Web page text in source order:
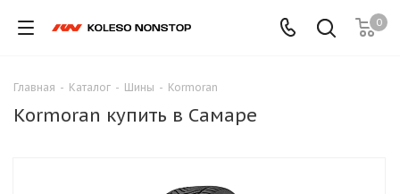
0
Главная - Каталог - Шины - Kormoran
Kormoran купить в Самаре